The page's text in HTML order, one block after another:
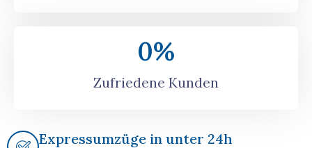
Zufriedene Kunden
0%
Expressumzüge in unter 24h